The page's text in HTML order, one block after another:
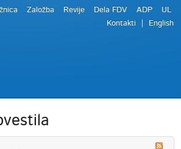
Založba Revije Dela FDV ADP
UL
Kontakti
English